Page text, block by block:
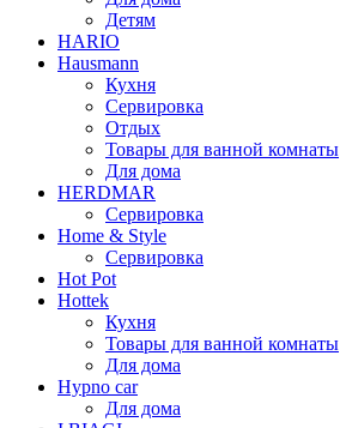
Детям
HARIO
Hausmann
Кухня
Сервировка
Отдых
Товары для ванной комнаты
Для дома
HERDMAR
Сервировка
Home & Style
Сервировка
Hot Pot
Hottek
Кухня
Товары для ванной комнаты
Для дома
Hypno car
Для дома